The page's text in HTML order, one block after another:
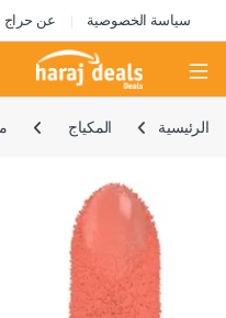
سياسة الخصوصية عن حراج
Open
الرئيسية المكياج